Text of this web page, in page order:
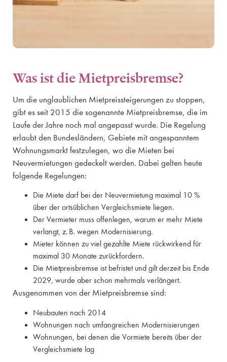
Was ist die Mietpreisbremse?
Um die unglaublichen Mietpreissteigerungen zu stoppen,
gibt es seit 2015 die sogenannte Mietpreisbremse, die im
Laufe der Jahre noch mal angepasst wurde. Die Regelung
erlaubt den Bundesländern, Gebiete mit angespanntem
Wohnungsmarkt festzulegen, wo die Mieten bei
Neuvermietungen gedeckelt werden. Dabei gelten heute
folgende Regelungen:
Die Miete darf bei der Neuvermietung maximal 10 %
über der ortsüblichen Vergleichsmiete liegen.
Der Vermieter muss offenlegen, warum er mehr Miete
verlangt, z. B. wegen Modernisierung.
Mieter können zu viel gezahlte Miete rückwirkend für
maximal 30 Monate zurückfordern.
Die Mietpreisbremse ist befristet und gilt derzeit bis Ende
2029, wurde aber schon mehrmals verlängert.
Ausgenommen von der Mietpreisbremse sind:
Neubauten nach 2014
Wohnungen nach umfangreichen Modernisierungen
Wohnungen, bei denen die Vormiete bereits über der
Vergleichsmiete lag